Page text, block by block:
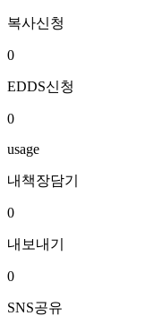
복사신청
0
EDDS신청
0
usage
내책장담기
0
내보내기
0
SNS공유